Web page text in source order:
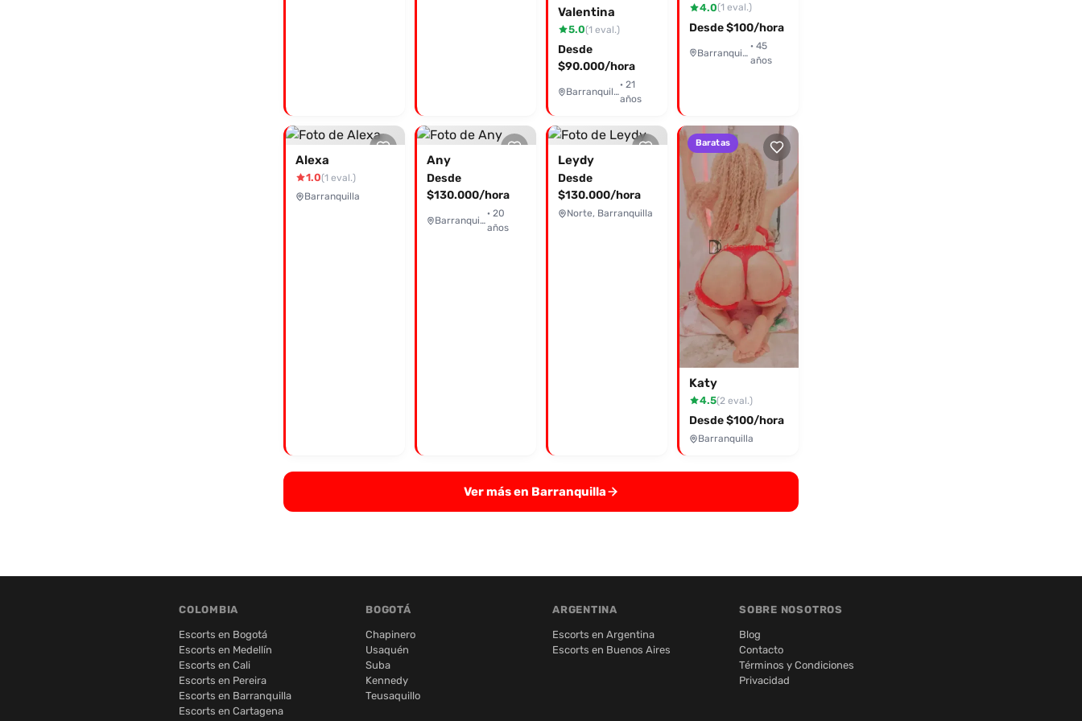
Valentina
5.0(1 eval.)
Desde
$90.000/hora
Barranquilla
· 21
años
4.0(1 eval.)
Desde $100/hora
Barranquilla
· 45
años
Alexa
1.0(1 eval.)
Barranquilla
Any
Desde
$130.000/hora
Barranquilla
· 20
años
Leydy
Desde
$130.000/hora
Norte, Barranquilla
Baratas
Katy
4.5(2 eval.)
Desde $100/hora
Barranquilla
Ver más en Barranquilla
COLOMBIA
Escorts en Bogotá
Escorts en Medellín
Escorts en Cali
Escorts en Pereira
Escorts en Barranquilla
Escorts en Cartagena
BOGOTÁ
Chapinero
Usaquén
Suba
Kennedy
Teusaquillo
ARGENTINA
Escorts en Argentina
Escorts en Buenos Aires
SOBRE NOSOTROS
Blog
Contacto
Términos y Condiciones
Privacidad